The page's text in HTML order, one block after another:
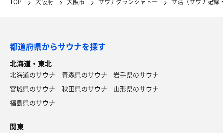
TOP 大阪府 大阪市 サウナグランシャトー サ活（サウナ記録
都道府県からサウナを探す
北海道・東北
北海道のサウナ 青森県のサウナ
岩手県のサウナ
宮城県のサウナ
秋田県のサウナ
山形県のサウナ
福島県のサウナ
関東